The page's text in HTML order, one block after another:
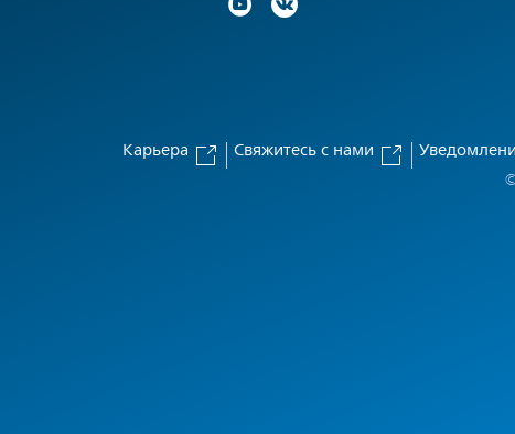
Карьера Свяжитесь с нами